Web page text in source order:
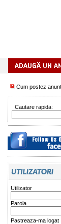
Cum postez
Cautare rapida:
Utilizator
Parola
Pastreaza-ma logat